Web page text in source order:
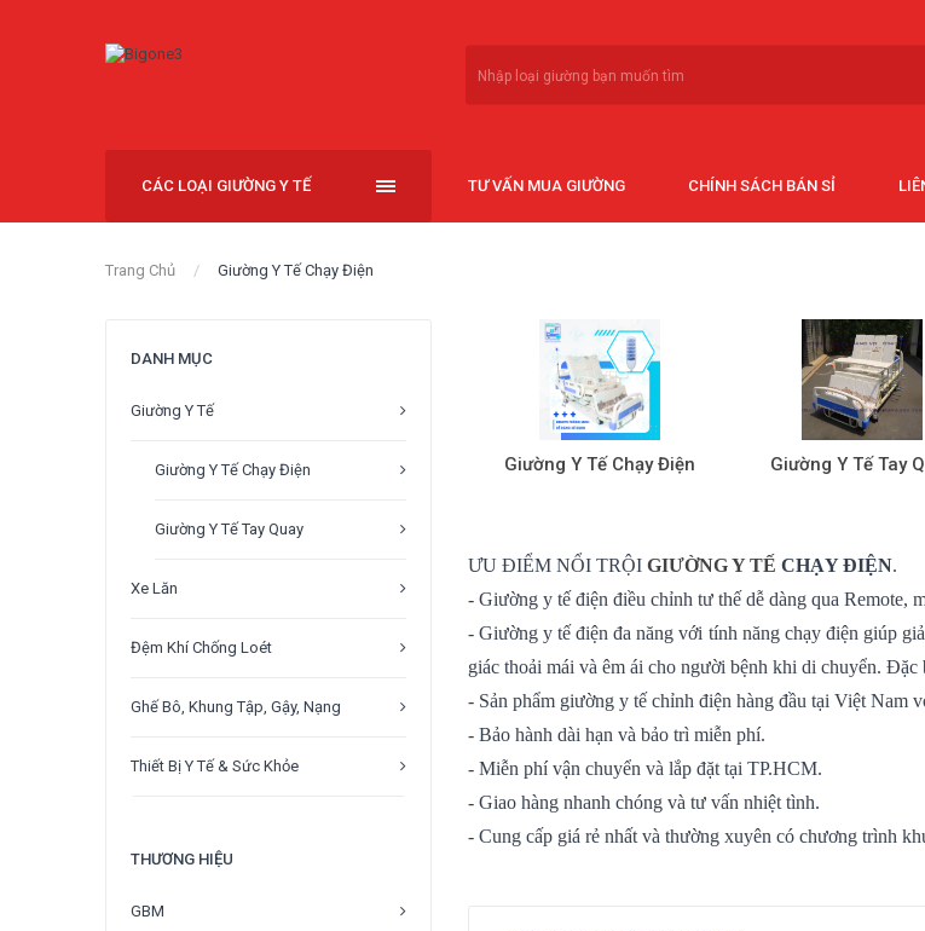
CÁC LOẠI GIƯỜNG Y TẾ TƯ VẤN MUA GIƯỜNG CHÍNH SÁCH BÁN SỈ
Trang Chủ Giường Y Tế Chạy Điện
DANH MỤC
Giường Y Tế
Giường Y Tế Chạy Điện
Giường Y Tế Tay Quay
Xe Lăn
Đệm Khí Chống Loét
Ghế Bô, Khung Tập, Gậy, Nạng
Thiết Bị Y Tế & Sức Khỏe
THƯƠNG HIỆU
GBM
Giường Y Tế Chạy Điện Giường Y Tế Tay
ƯU ĐIỂM NỔI TRỘI GIƯỜNG Y TẾ CHẠY ĐIỆN.
- Giường y tế điện điều chỉnh tư thế dễ dàng qua Remote,
- Giường y tế điện đa năng với tính năng chạy điện giúp
giác thoải mái và êm ái cho người bệnh khi di chuyển.
- Sản phẩm giường y tế chỉnh điện hàng đầu tại Việt Nam
- Bảo hành dài hạn và bảo trì miễn phí.
- Miễn phí vận chuyển và lắp đặt tại TP.HCM.
- Giao hàng nhanh chóng và tư vấn nhiệt tình.
- Cung cấp giá rẻ nhất và thường xuyên có chương trình